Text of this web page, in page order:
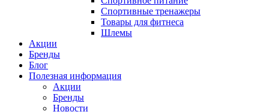
Спортивные тренажеры
Товары для фитнеса
Шлемы
Акции
Бренды
Блог
Полезная информация
Акции
Бренды
Новости